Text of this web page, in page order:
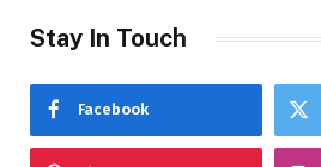
Stay In Touch
Facebook